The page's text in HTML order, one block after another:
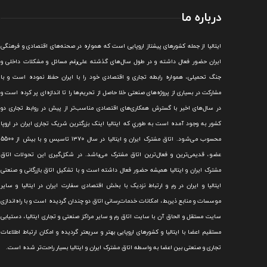
درباره ما
ايتاليا از جمله کشورهای پيشتاز اروپایی است که همواره در صحنه‌های اقتصادی و فرهنگی
ايران حضور فعال داشته و در طول سال‌های گذشته علی‌رغم مسائل و مشکلات داخلی و
جنگ تحميلی، همواره رابطه تجاری و اقتصادی خود را با ايران حفظ نموده است و با
مشارکت در بسياری از پروژه‌های صنعتی خلا حاصل از تحريم‌ها را تا اندازه‌ای پر کرده است و
در سال‌های اخير با گسترش همکاری‌های اقتصادی مناسب‌تر از پيش در روابط تجاری دو
کشور به وجود آمده است به طوري که ايتاليا اينک بزرگترين شريک تجاری ايران در اروپا
محسوب می‌شود.
اتاق مشترک ایران و ایتالیا در سال ۱۳۷۰ تاسیس و با بیش از 5500
عضو، قدیمی‌ترین و فعال‌ترین اتاق مشترک می‌باشد.در شکل‌گيری اين تحولات اتاق
مشترک ايران و ايتاليا هميشه حضور فعال داشته است و با تشکيل اتاق بازرگانی و صنعتی
ايتاليا و ايران در رم و ارتباط نزديک با بخش اقتصادی سفارت ايران در ايتاليا و ساير
موسسات و منابع ذيربط، امکانات خدمات‌رسانی اتاق دو چندان گرديده است و با راه‌اندازی
سايت مستقل و الحاق آن با سايت اتاق رم و ساير مراکز صنعتی و تجاری ايتاليا، دستيابی
مستقيم اعضا با ايتاليا و کشورهای اروپایی بهتر و سريعتر گرديده و امکان ارتباط اطلاعات
تجاری و صنعتی بين اعضا به واسطه اتاق مشترک ایران و ایتالیا بسیار راحت‌تر شده است.